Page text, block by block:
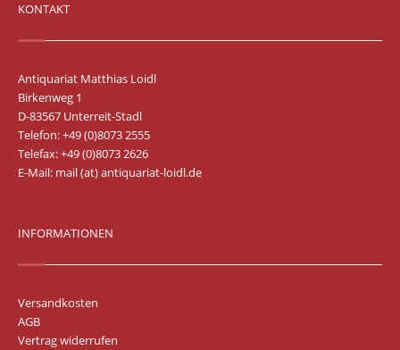
KONTAKT
Antiquariat Matthias Loidl
Birkenweg 1
D-83567 Unterreit-Stadl
Telefon: +49 (0)8073 2555
Telefax: +49 (0)8073 2626
E-Mail: mail (at) antiquariat-loidl.de
INFORMATIONEN
Versandkosten
AGB
Vertrag widerrufen